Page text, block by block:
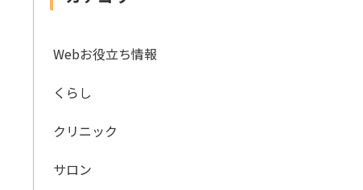
Webお役立ち情報
くらし
クリニック
サロン